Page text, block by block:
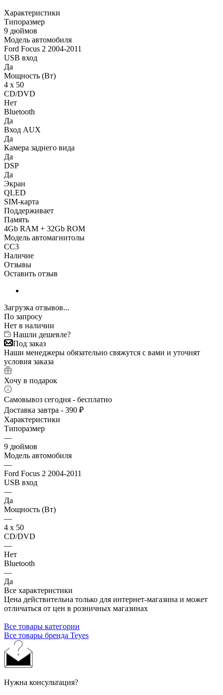
Характеристики
Типоразмер
9 дюймов
Модель автомобиля
Ford Focus 2 2004-2011
USB вход
Да
Мощность (Вт)
4 х 50
CD/DVD
Нет
Bluetooth
Да
Вход AUX
Да
Камера заднего вида
Да
DSP
Да
Экран
QLED
SIM-карта
Поддерживает
Память
4Gb RAM + 32Gb ROM
Модель автомагнитолы
CC3
Наличие
Отзывы
Оставить отзыв
Загрузка отзывов...
По запросу
Нет в наличии
Нашли дешевле?
Под заказ
Наши менеджеры обязательно свяжутся с вами и уточнят
условия заказа
Хочу в подарок
Самовывоз сегодня - бесплатно
Доставка завтра - 390 ₽
Характеристики
Типоразмер
—
9 дюймов
Модель автомобиля
—
Ford Focus 2 2004-2011
USB вход
—
Да
Мощность (Вт)
—
4 х 50
CD/DVD
—
Нет
Bluetooth
—
Да
Все характеристики
Цена действительна только для интернет-магазина и может
отличаться от цен в розничных магазинах
Все товары категории
Все товары бренда Teyes
Нужна консультация?